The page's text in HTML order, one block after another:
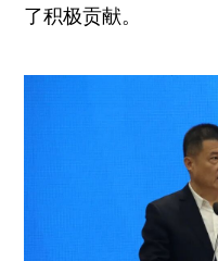
了积极贡献。